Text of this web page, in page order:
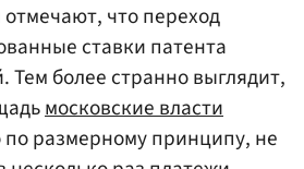
что переход
ставки патента
Тем более странно выглядит,
московские власти
по размерному принципу, не